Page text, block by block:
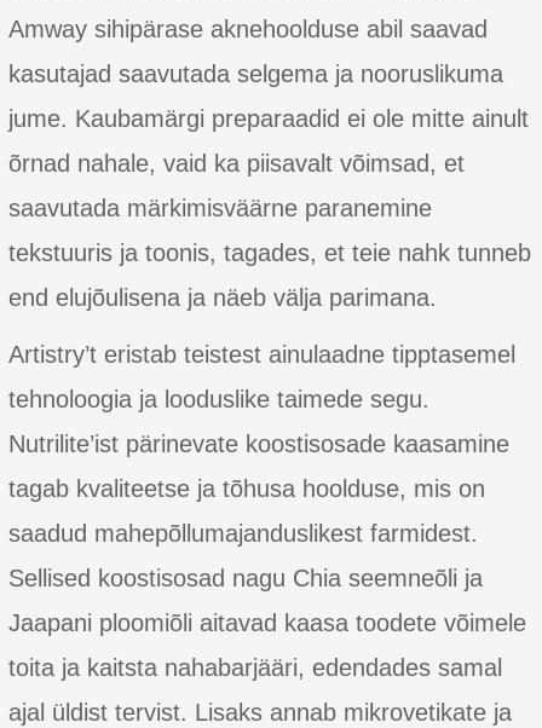
Amway sihipärase aknehoolduse abil saavad
kasutajad saavutada selgema ja nooruslikuma
jume. Kaubamärgi preparaadid ei ole mitte ainult
õrnad nahale, vaid ka piisavalt võimsad, et
saavutada märkimisväärne paranemine
tekstuuris ja toonis, tagades, et teie nahk tunneb
end elujõulisena ja näeb välja parimana.
Artistry’t eristab teistest ainulaadne tipptasemel
tehnoloogia ja looduslike taimede segu.
Nutrilite’ist pärinevate koostisosade kaasamine
tagab kvaliteetse ja tõhusa hoolduse, mis on
saadud mahepõllumajanduslikest farmidest.
Sellised koostisosad nagu Chia seemneõli ja
Jaapani ploomiõli aitavad kaasa toodete võimele
toita ja kaitsta nahabarjääri, edendades samal
ajal üldist tervist. Lisaks annab mikrovetikate ja